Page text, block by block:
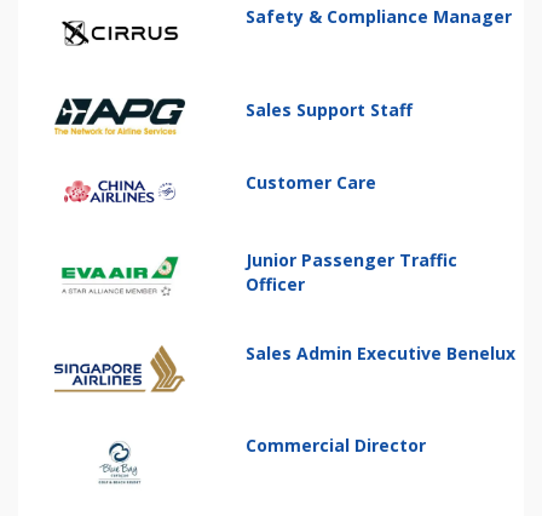
Safety & Compliance Manager
Sales Support Staff
Customer Care
Junior Passenger Traffic
Officer
Sales Admin Executive Benelux
Commercial Director